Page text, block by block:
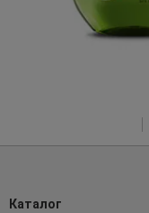
Каталог